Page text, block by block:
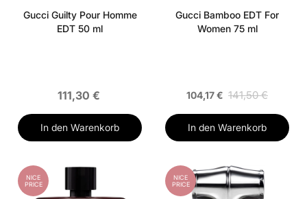
Gucci Guilty Pour Homme
EDT 50 ml
111,30 €
In den Warenkorb
Gucci Bamboo EDT For
Women 75 ml
104,17 € 141,50 €
In den Warenkorb
NICE
PRICE
NICE
PRICE